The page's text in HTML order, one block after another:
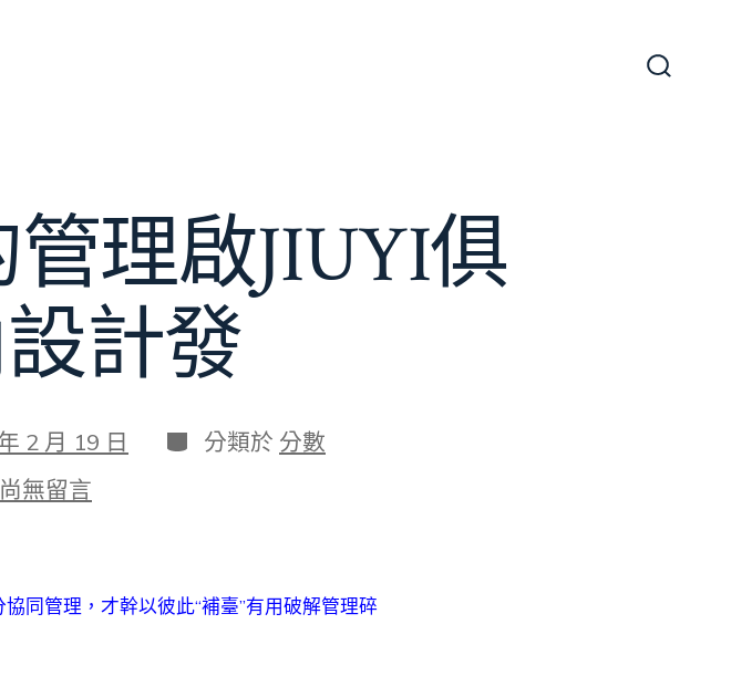
管理啟JIUYI俱
計發
2 月 19 日 分
類
分類於 分數
在
〈盒
”
尚無留言
同管理，才幹以彼此“補臺”有用破解管理碎